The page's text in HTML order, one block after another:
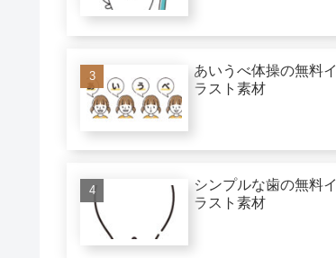
あいうべ体操の無料イ
ラスト素材
シンプルな歯の無料イ
ラスト素材